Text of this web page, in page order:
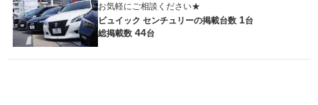
お気軽にご相談ください★
ビュイック センチュリーの掲載台数 1台
総掲載数 44台